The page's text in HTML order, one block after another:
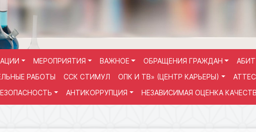
МЕРОПРИЯТИЯ ВАЖНОЕ ОБРАЩЕНИЯ ГРАЖДАН
РАБОТЫ ССК СТИМУЛ ОПК И ТВ» (ЦЕНТР КАРЬЕРЫ)
АНТИКОРРУПЦИЯ НЕЗАВИСИМАЯ ОЦЕНКА